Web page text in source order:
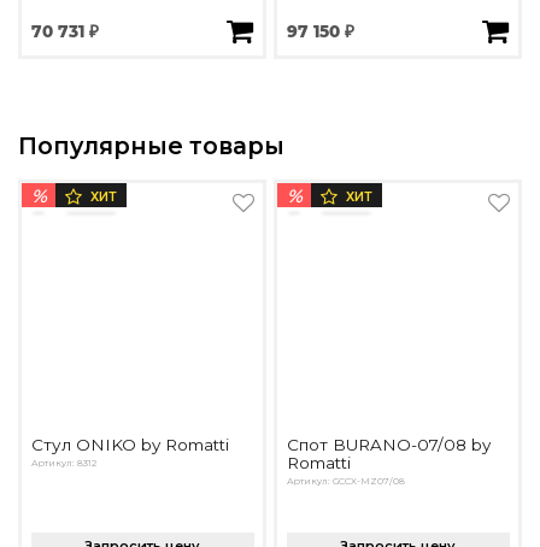
70 731 ₽ 97 150 ₽
Популярные товары
% ХИТ
Стул ONIKO by Romatti
Артикул: 8312
% ХИТ
Спот BURANO-07/08 by
Romatti
Артикул: GCCX-MZ07/08